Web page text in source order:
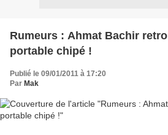
Rumeurs : Ahmat Bachir
portable chipé !
Publié le 09/01/2011 à 17:20
Par Mak